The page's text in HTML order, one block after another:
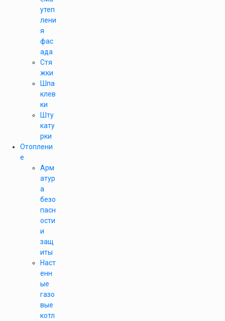
утеп
лени
я
фас
ада
Стя
жки
Шпа
клев
ки
Шту
кату
рки
Отоплени
е
Арм
атур
а
безо
пасн
ости
и
защ
иты
Наст
енн
ые
газо
вые
котл